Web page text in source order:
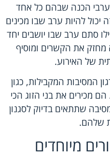
ערבי הכנה שבהם כל אחד
יכול להיות ערב שבו מכינים
סתם ערב שבו יושבים יחד
מחזק את הקשרים ומוסיף
של האירוע.
המסיבות המקבילות, כגון
מכירים את בני הזוג הכי
שתתאים בדיוק לסגנון
שלהם.
מיוחדים